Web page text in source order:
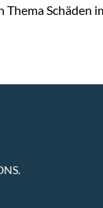
Thema Schäden